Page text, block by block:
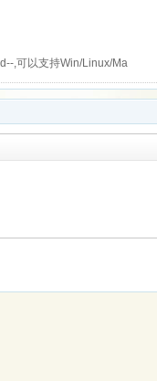
,可以支持Win/Linux/Ma